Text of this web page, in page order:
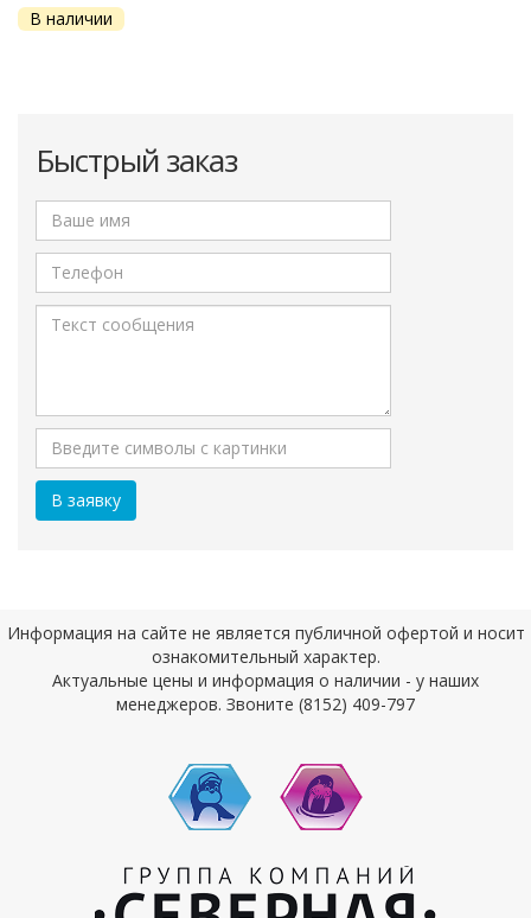
В наличии
Быстрый заказ
Информация на сайте не является публичной офертой и носит
ознакомительный характер.
Актуальные цены и информация о наличии - у наших
менеджеров. Звоните (8152) 409-797